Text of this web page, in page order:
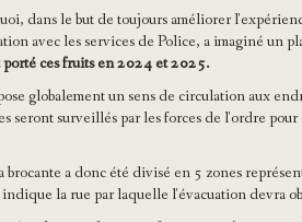
dans le but de toujours améliorer
avec les services de Police, a imaginé un
ces fruits en 2024 et 2025.
globalement un sens de circulation aux
seront surveillés par les forces de l'ordre
brocante a donc été divisé en 5 zones
la rue par laquelle l'évacuation devra